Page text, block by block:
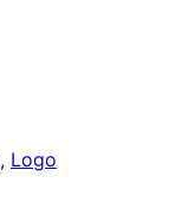
, Logo